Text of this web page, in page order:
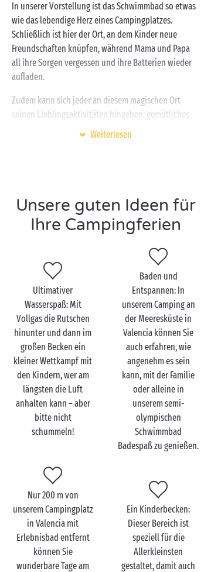
In unserer Vorstellung ist das Schwimmbad so etwas
wie das lebendige Herz eines Campingplatzes.
Schließlich ist hier der Ort, an dem Kinder neue
Freundschaften knüpfen, während Mama und Papa
all ihre Sorgen vergessen und ihre Batterien wieder
aufladen.
Zudem kann sich jeder an diesem magischen Ort
seinen Lieblingsaktivitäten hingeben: gemütliches
Baden oder dynamisches Bahnenziehen,
nebenan! Genauer gesagt, auf unseren Liegestühlen
amSchwimmbad
, die Sie gerne zu grenzenlosem
Faulenzen empfangen. Dazu ein kühler kleiner
Neben der Nutzung aller Vorzüge unseres XXL-
Beckens genießt unser 3-Sterne-Camping in Valencia
in Spanien eine traumhafte Lage, denn Sie müssen
weniger als 200 m laufen, um einen feinsandigen
Strand und das warme Wasser desMittelmeers
genießen zu können. Also, wie sieht‘s aus,
Schwimmbad oder Strand? Liegestuhl oder feiner
Sand? Diese Wahl verspricht eine echte Qual zu
werden …
Dank dem Strand von Puçol und den anderen
umliegenden Stränden hat Ihre ganze kleine Familie
außerdem Zugang zu einer Vielzahl von
Windsurfen, Optimistensegeln, Kajak … und das alles
inmitten der wunderschönen Landschaften des
Mittelmeers.
Weiterlesen
Unsere guten Ideen für
Ihre Campingferien
Ultimativer
Wasserspaß: Mit
Vollgas die Rutschen
hinunter und dann im
großen Becken ein
kleiner Wettkampf mit
den Kindern, wer am
längsten die Luft
anhalten kann – aber
bitte nicht
schummeln!
Baden und
Entspannen: In
unserem Camping an
der Meeresküste in
Valencia können Sie
auch erfahren, wie
angenehm es sein
kann, mit der Familie
oder alleine in
unserem semi-
olympischen
Schwimmbad
Badespaß zu genießen.
Nur 200 m von
unserem Campingplatz
in Valencia mit
Erlebnisbad entfernt
können Sie
wunderbare Tage am
Ein Kinderbecken:
Dieser Bereich ist
speziell für die
Allerkleinsten
gestaltet, damit auch